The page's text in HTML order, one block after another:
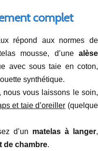
complet
répond aux normes de
mousse, d’une alèse
avec sous taie en coton,
synthétique.
nous vous laissons le soin,
et taie d’oreiller (quelque
d’un matelas à langer,
de chambre.